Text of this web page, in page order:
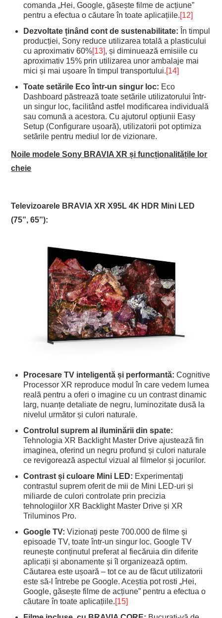
comanda „Hei, Google, găsește filme de acțiune”
pentru a efectua o căutare în toate aplicațiile.[12]
Dezvoltate ținând cont de sustenabilitate: În timpul
producției, Sony reduce utilizarea totală a plasticului
cu aproximativ 60%[13], și diminuează emisiile cu
aproximativ 15% prin utilizarea unor ambalaje mai
mici și mai ușoare în timpul transportului.[14]
Toate setările Eco într-un singur loc: Eco
Dashboard păstrează toate setările utilizatorului într-
un singur loc, facilitând astfel modificarea individuală
sau comună a acestora. Cu ajutorul opțiunii Easy
Setup (Configurare ușoară), utilizatorii pot optimiza
setările pentru mediul lor de vizionare.
Noile modele Sony BRAVIA XR și funcționalitățile lor
cheie
Televizoarele BRAVIA XR X95L 4K HDR Mini LED
(75”, 65”):
Procesare TV inteligentă și performantă:Cognitive
Processor XR reproduce modul în care vedem lumea
reală pentru a oferi o imagine cu un contrast dinamic
larg, nuanțe detaliate de negru, luminozitate dusă la
nivelul următor și culori naturale.
Controlul suprem al iluminării din spate:
Tehnologia XR Backlight Master Drive ajustează fin
imaginea, oferind un negru profund și culori naturale
ce revigorează aspectul vizual al filmelor și jocurilor.
Contrast și culoare Mini LED: Experimentați
contrastul suprem oferit de mii de Mini LED-uri și
miliarde de culori controlate prin precizia
tehnologiilor XR Backlight Master Drive și XR
Triluminos Pro.
Google TV:Vizionați peste 700.000 de filme și
episoade TV, toate într-un singur loc. Google TV
reunește conținutul preferat al fiecăruia din diferite
aplicații și abonamente și îl organizează optim.
Căutarea este ușoară – tot ce au de făcut utilizatorii
este să-l întrebe pe Google. Aceștia pot rosti „Hei,
Google, găsește filme de acțiune” pentru a efectua o
căutare în toate aplicațiile.[15]